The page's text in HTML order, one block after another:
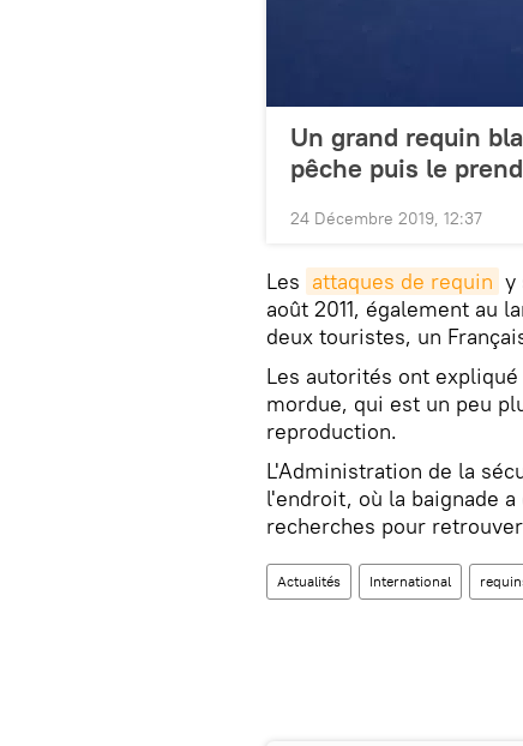
Un grand requin
pêche puis le
24 Décembre 2019, 12:37
Les attaques de requin y
août 2011, également au
deux touristes, un
Les autorités ont
mordue, qui est un peu
reproduction.
L'Administration de la
l'endroit, où la baignade
recherches pour
Actualités International